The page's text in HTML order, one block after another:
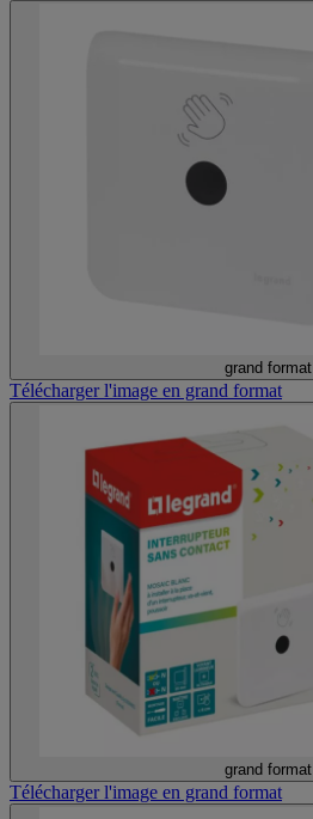
grand format
Télécharger l'image en grand format
grand format
Télécharger l'image en grand format